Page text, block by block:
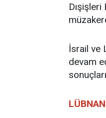
İsrail ve
devam